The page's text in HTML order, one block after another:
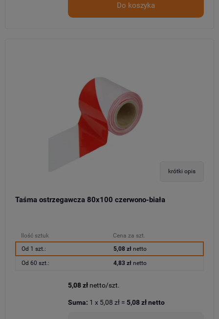
Do koszyka
krótki opis
Taśma ostrzegawcza 80x100 czerwono-biała
Ilość sztuk
Cena za szt.
Od 1 szt.:
5,08 złnetto
Od 60 szt.: 4,83 złnetto
5,08 zł netto/szt.
Suma: 1 x 5,08 zł = 5,08 złnetto